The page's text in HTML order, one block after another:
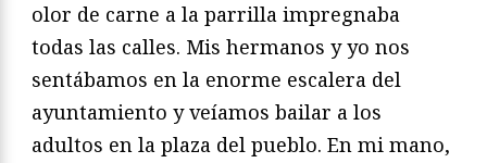
olor de carne a la parrilla impregnaba
todas las calles. Mis hermanos y yo nos
sentábamos en la enorme escalera del
ayuntamiento y veíamos bailar a los
adultos en la plaza del pueblo. En mi mano,